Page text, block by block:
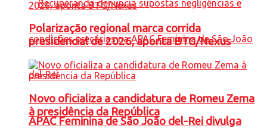
APAC Feminina de São João del-Rei divulga
Polarização regional marca corrida
presidencial de 2026, aponta BTG/Nexus
Novo oficializa a candidatura de Romeu Zema
à presidência da República